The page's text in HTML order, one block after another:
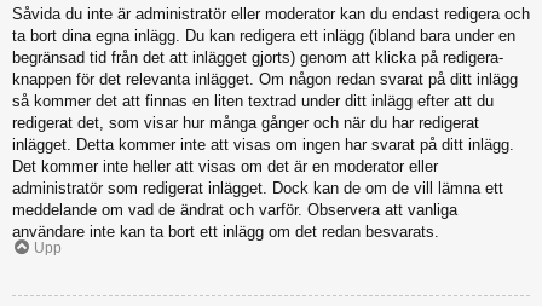
Såvida du inte är administratör eller moderator kan du endast redigera och
ta bort dina egna inlägg. Du kan redigera ett inlägg (ibland bara under en
begränsad tid från det att inlägget gjorts) genom att klicka på redigera-
knappen för det relevanta inlägget. Om någon redan svarat på ditt inlägg
så kommer det att finnas en liten textrad under ditt inlägg efter att du
redigerat det, som visar hur många gånger och när du har redigerat
inlägget. Detta kommer inte att visas om ingen har svarat på ditt inlägg.
Det kommer inte heller att visas om det är en moderator eller
administratör som redigerat inlägget. Dock kan de om de vill lämna ett
meddelande om vad de ändrat och varför. Observera att vanliga
användare inte kan ta bort ett inlägg om det redan besvarats.
Upp